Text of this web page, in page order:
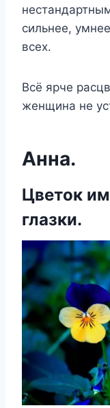
сильнее,
всех.
Всё ярче
женщина не
Анна.
Цветок
глазки.